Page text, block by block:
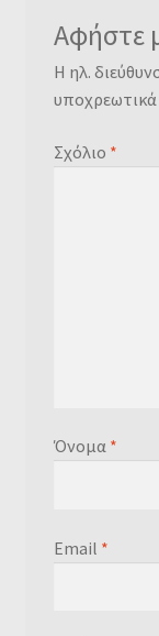
Αφήστε
Η ηλ.
Σχόλιο *
Όνομα *
Email *